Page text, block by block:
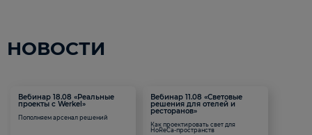
НОВОСТИ
Вебинар 18.08 «Реальные
проекты с Werkel»
Пополняем арсенал решений
Вебинар 11.08 «Световые
решения для отелей и
ресторанов»
Как проектировать свет для
HoReCa-пространств